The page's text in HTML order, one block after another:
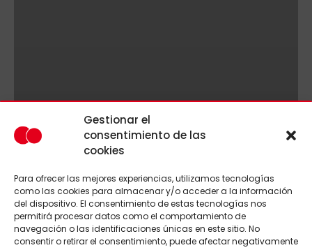
Gestionar el
consentimiento de las
cookies
Para ofrecer las mejores experiencias, utilizamos tecnologías
como las cookies para almacenar y/o acceder a la información
del dispositivo. El consentimiento de estas tecnologías nos
permitirá procesar datos como el comportamiento de
navegación o las identificaciones únicas en este sitio. No
consentir o retirar el consentimiento, puede afectar negativamente